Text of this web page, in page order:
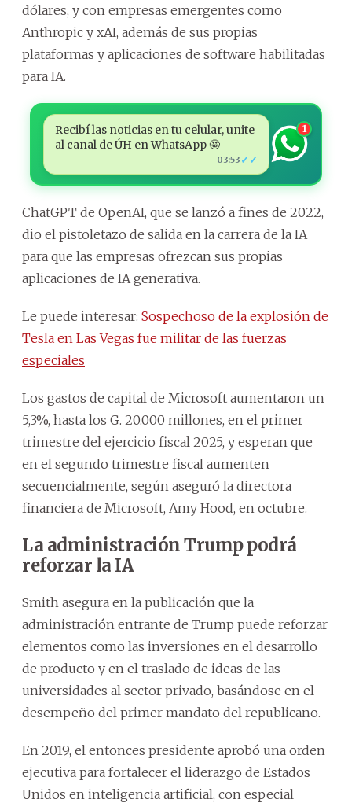
dólares, y con empresas emergentes como
Anthropic y xAI, además de sus propias
plataformas y aplicaciones de software habilitadas
para IA.
Recibí las noticias en tu celular, unite
al canal de ÚH en WhatsApp 🤩
03:53 ✓✓
1
ChatGPT de OpenAI, que se lanzó a fines de 2022,
dio el pistoletazo de salida en la carrera de la IA
para que las empresas ofrezcan sus propias
aplicaciones de IA generativa.
Le puede interesar: Sospechoso de la explosión de
Tesla en Las Vegas fue militar de las fuerzas
especiales
Los gastos de capital de Microsoft aumentaron un
5,3%, hasta los G. 20.000 millones, en el primer
trimestre del ejercicio fiscal 2025, y esperan que
en el segundo trimestre fiscal aumenten
secuencialmente, según aseguró la directora
financiera de Microsoft, Amy Hood, en octubre.
La administración Trump podrá
reforzar la IA
Smith asegura en la publicación que la
administración entrante de Trump puede reforzar
elementos como las inversiones en el desarrollo
de producto y en el traslado de ideas de las
universidades al sector privado, basándose en el
desempeño del primer mandato del republicano.
En 2019, el entonces presidente aprobó una orden
ejecutiva para fortalecer el liderazgo de Estados
Unidos en inteligencia artificial, con especial